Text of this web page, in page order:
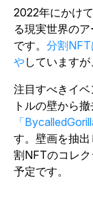
2022年にかけ
る現実世界の
です。 分割NFT
やしています
注目すべきイ
トルの壁から
「
す。壁画を抽出
割NFTのコレ
予定です。